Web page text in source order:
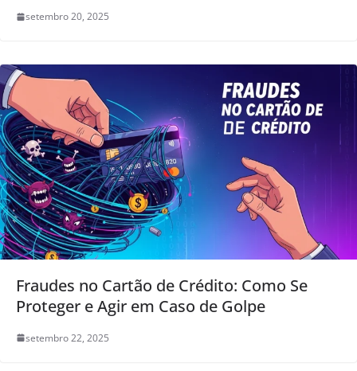
setembro 20, 2025
Fraudes no Cartão de Crédito: Como Se
Proteger e Agir em Caso de Golpe
setembro 22, 2025